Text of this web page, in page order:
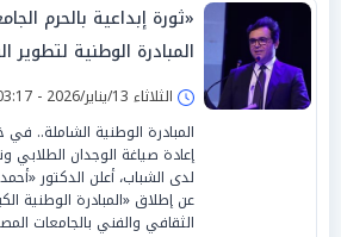
«ثورة إبداعية بالحرم
المبادرة الوطنية لتطوير
الثلاثاء 13/يناير/2026 - 03:17 م
المبادرة الوطنية الشاملة..
إعادة صياغة الوجدان الطلابي
لدى الشباب، أعلن الدكتور
عن إطلاق «المبادرة الوطنية
الثقافي والفني بالجامعات